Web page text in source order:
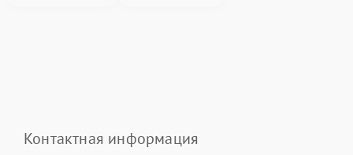
Контактная информация